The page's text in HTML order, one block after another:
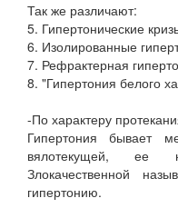
Так же различают:
5. Гипертонические
6. Изолированные
7. Рефрактерная
8. "Гипертония белого
-По характеру
Гипертония бывает
вялотекущей, ее
Злокачественной
гипертонию.